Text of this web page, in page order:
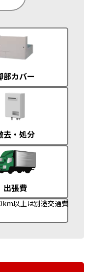
部カバー
去・処分
出張費
以上は別途交通費